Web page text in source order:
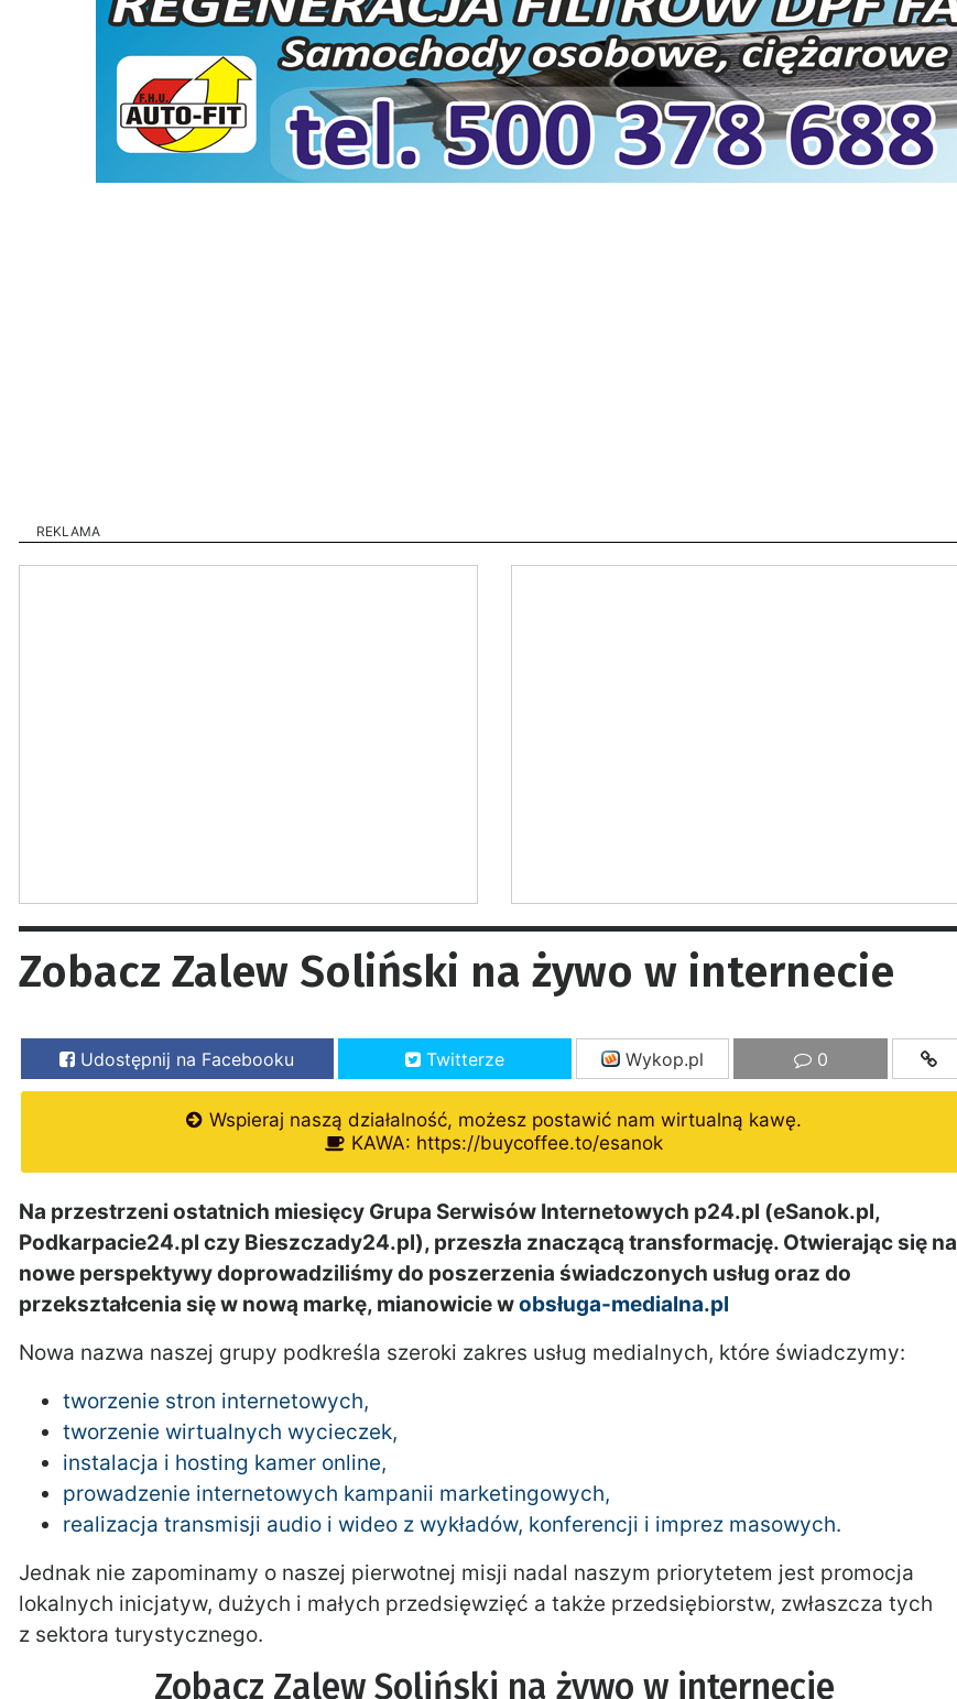
REKLAMA
Zobacz Zalew Soliński na żywo w internecie
Udostępnij na Facebooku Twitterze Wykop.pl 0
Wspieraj naszą działalność, możesz postawić nam wirtualną kawę.
KAWA: https://buycoffee.to/esanok
Na przestrzeni ostatnich miesięcy Grupa Serwisów Internetowych p24.pl (eSanok.pl,
Podkarpacie24.pl czy Bieszczady24.pl), przeszła znaczącą transformację. Otwierając się na
nowe perspektywy doprowadziliśmy do poszerzenia świadczonych usług oraz do
przekształcenia się w nową markę, mianowicie wobsługa-medialna.pl
Nowa nazwa naszej grupy podkreśla szeroki zakres usług medialnych, które świadczymy:
tworzenie stron internetowych,
tworzenie wirtualnych wycieczek,
instalacja i hosting kamer online,
prowadzenie internetowych kampanii marketingowych,
realizacja transmisji audio i wideo z wykładów, konferencji i imprez masowych.
Jednak nie zapominamy o naszej pierwotnej misji nadal naszym priorytetem jest promocja
lokalnych inicjatyw, dużych i małych przedsięwzięć a także przedsiębiorstw, zwłaszcza tych
z sektora turystycznego.
Zobacz Zalew Soliński na żywo w internecie